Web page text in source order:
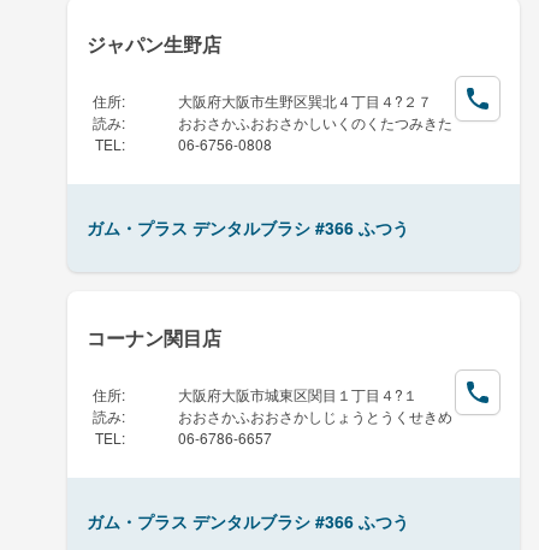
ジャパン生野店
住所:
大阪府大阪市生野区巽北４丁目４?２７
読み:
おおさかふおおさかしいくのくたつみきた
TEL : 06-6756-0808
ガム・プラス デンタルブラシ #366 ふつう
コーナン関目店
住所:
大阪府大阪市城東区関目１丁目４?１
読み:
おおさかふおおさかしじょうとうくせきめ
TEL : 06-6786-6657
ガム・プラス デンタルブラシ #366 ふつう